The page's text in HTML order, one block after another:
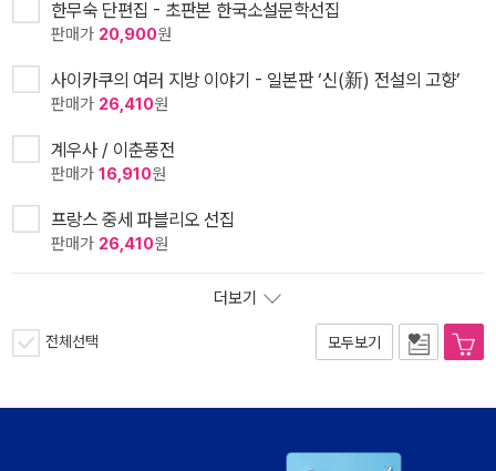
한무숙 단편집 - 초판본 한국소설문학선집
판매가 20,900원
사이카쿠의 여러 지방 이야기 - 일본판 ‘신(新) 전설의 고향’
판매가 26,410원
계우사 / 이춘풍전
판매가 16,910원
프랑스 중세 파블리오 선집
판매가 26,410원
더보기
전체선택 모두보기